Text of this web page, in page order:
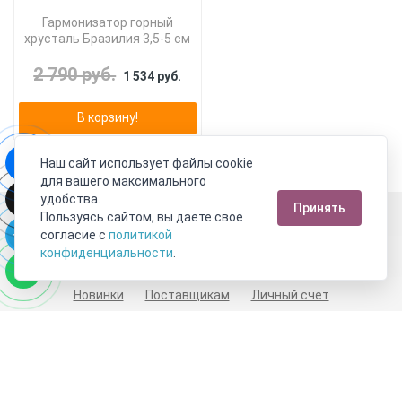
Гармонизатор горный
хрусталь Бразилия 3,5-5 см
2 790 руб. 1 534 руб.
В корзину!
Пн-Пт с 10:00 до 21:00
8 800 333 10 62
Новинки Поставщикам
Личный счет
Наш сайт использует файлы cookie
для вашего максимального
удобства.
Пользуясь сайтом, вы даете свое
согласие с политикой
конфиденциальности
Принять